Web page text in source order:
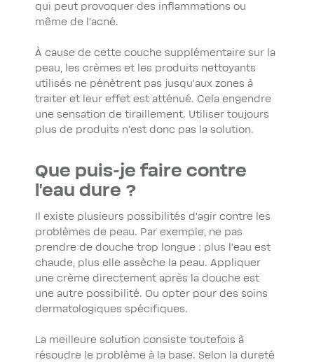
qui peut provoquer des inflammations ou
même de l’acné.
À cause de cette couche supplémentaire sur la
peau, les crèmes et les produits nettoyants
utilisés ne pénètrent pas jusqu’aux zones à
traiter et leur effet est atténué. Cela engendre
une sensation de tiraillement. Utiliser toujours
plus de produits n’est donc pas la solution.
Que puis-je faire contre
l’eau dure ?
Il existe plusieurs possibilités d’agir contre les
problèmes de peau. Par exemple, ne pas
prendre de douche trop longue : plus l’eau est
chaude, plus elle assèche la peau. Appliquer
une crème directement après la douche est
une autre possibilité. Ou opter pour des soins
dermatologiques spécifiques.
La meilleure solution consiste toutefois à
résoudre le problème à la base. Selon la dureté